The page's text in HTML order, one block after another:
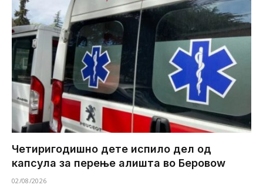
Четиригодишно дете испило дел од
капсула за перење алишта во Беровоw
02/08/2026